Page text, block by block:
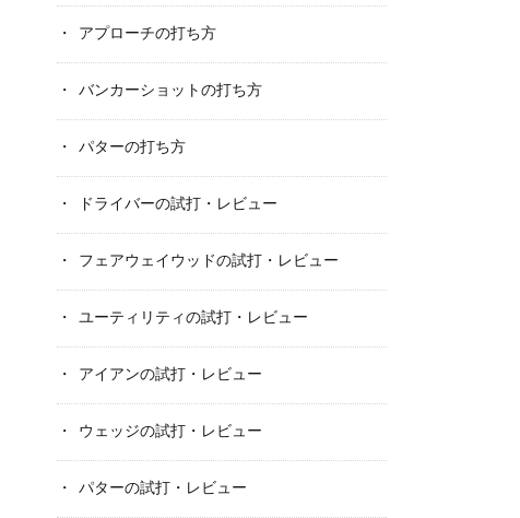
アプローチの打ち方
バンカーショットの打ち方
パターの打ち方
ドライバーの試打・レビュー
フェアウェイウッドの試打・レビュー
ユーティリティの試打・レビュー
アイアンの試打・レビュー
ウェッジの試打・レビュー
パターの試打・レビュー